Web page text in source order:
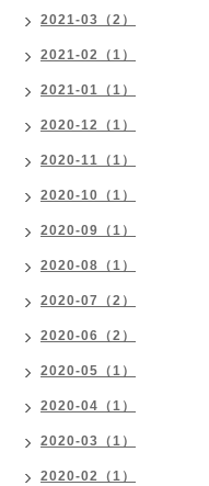
2021-03（2）
2021-02（1）
2021-01（1）
2020-12（1）
2020-11（1）
2020-10（1）
2020-09（1）
2020-08（1）
2020-07（2）
2020-06（2）
2020-05（1）
2020-04（1）
2020-03（1）
2020-02（1）